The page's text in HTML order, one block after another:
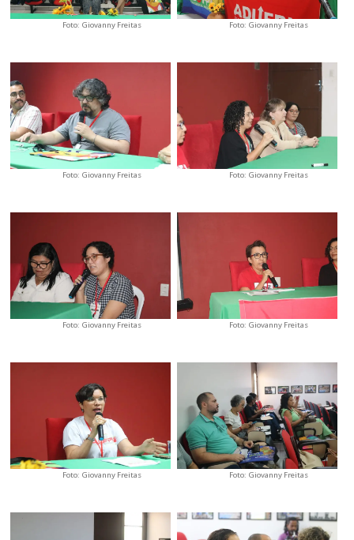
Foto: Giovanny Freitas Foto: Giovanny Freitas
Foto: Giovanny Freitas Foto: Giovanny Freitas
Foto: Giovanny Freitas Foto: Giovanny Freitas
Foto: Giovanny Freitas Foto: Giovanny Freitas